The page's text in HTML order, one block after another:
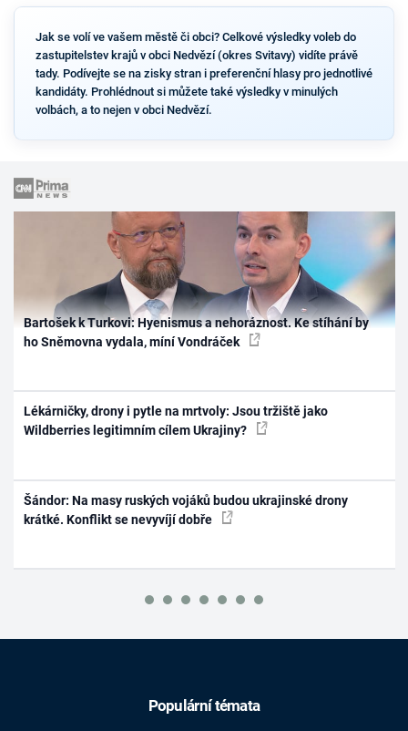
Jak se volí ve vašem městě či obci? Celkové výsledky voleb do
zastupitelstev krajů v obci Nedvězí (okres Svitavy) vidíte právě
tady. Podívejte se na zisky stran i preferenční hlasy pro jednotlivé
kandidáty. Prohlédnout si můžete také výsledky v minulých
volbách, a to nejen v obci Nedvězí.
Bartošek k Turkovi: Hyenismus a nehoráznost. Ke stíhání by
ho Sněmovna vydala, míní Vondráček
Lékárničky, drony i pytle na mrtvoly: Jsou tržiště jako
Wildberries legitimním cílem Ukrajiny?
Šándor: Na masy ruských vojáků budou ukrajinské drony
krátké. Konflikt se nevyvíjí dobře
Populární témata